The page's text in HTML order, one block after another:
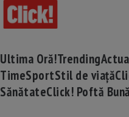
Ultima Oră!Trending
TimeSportStil de viață
SănătateClick! Poftă